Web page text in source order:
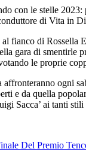
con le stelle
di Vita in
fianco di Rossella
gara di
le proprie
ogni
e da quella
Sacca’ ai tanti
Del Premio